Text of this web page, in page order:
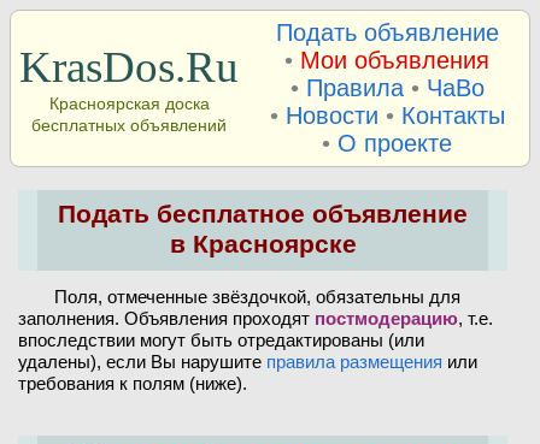
KrasDos.Ru
Красноярская доска
бесплатных объявлений
Подать объявление
• Мои объявления
• Правила• ЧаВо
• Новости • Контакты
• О проекте
Подать бесплатное объявление
в Красноярске
Поля, отмеченные звёздочкой, обязательны для
заполнения. Объявления проходят постмодерацию, т.е.
впоследствии могут быть отредактированы (или
удалены), если Вы нарушите правила размещения или
требования к полям (ниже).